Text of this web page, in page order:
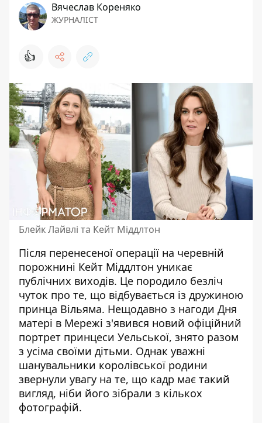
Вячеслав Кореняко
ЖУРНАЛІСТ
👍
Блейк Лайвлі та Кейт Міддлтон
Після перенесеної операції на черевній
порожнині Кейт Міддлтон уникає
публічних виходів. Це породило безліч
чуток про те, що відбувається із дружиною
принца Вільяма. Нещодавно з нагоди Дня
матері в Мережі з'явився новий офіційний
портрет принцеси Уельської, знято разом
з усіма своїми дітьми. Однак уважні
шанувальники королівської родини
звернули увагу на те, що кадр має такий
вигляд, ніби його зібрали з кількох
фотографій.